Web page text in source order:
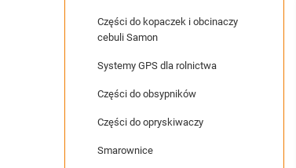
Części do kopaczek i obcinaczy
cebuli Samon
Systemy GPS dla rolnictwa
Części do obsypników
Części do opryskiwaczy
Smarownice